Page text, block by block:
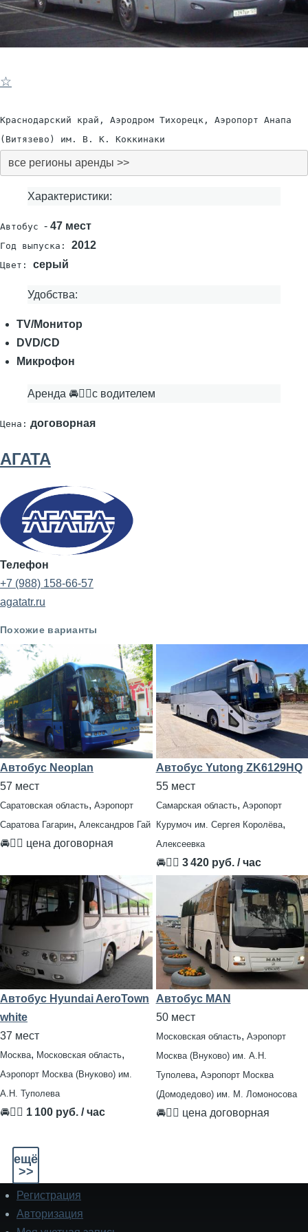
☆
Краснодарский край, Аэродром Тихорецк, Аэропорт Анапа
(Витязево) им. В. К. Коккинаки
все регионы аренды >>
Характеристики:
Автобус - 47 мест
Год выпуска: 2012
Цвет: серый
Удобства:
TV/Монитор
DVD/CD
Микрофон
Аренда 🚘👨‍✈с водителем
Цена: договорная
АГАТА
Телефон
+7 (988) 158-66-57
agatatr.ru
Похожие варианты
Автобус Neoplan
57 мест
Саратовская область, Аэропорт
Саратова Гагарин, Александров Гай
🚘👨‍✈ цена договорная
Автобус Yutong ZK6129HQ
55 мест
Самарская область, Аэропорт
Курумоч им. Сергея Королёва,
Алексеевка
🚘👨‍✈ 3 420 руб. / час
Автобус Hyundai AeroTown
white
37 мест
Москва, Московская область,
Аэропорт Москва (Внуково) им.
А.Н. Туполева
🚘👨‍✈ 1 100 руб. / час
Автобус MAN
50 мест
Московская область, Аэропорт
Москва (Внуково) им. А.Н.
Туполева, Аэропорт Москва
(Домодедово) им. М. Ломоносова
🚘👨‍✈ цена договорная
ещё
>>
Подвал
Регистрация
Авторизация